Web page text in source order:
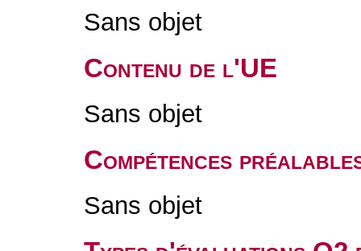
Sans objet
Contenu de l'UE
Sans objet
Compétences
Sans objet